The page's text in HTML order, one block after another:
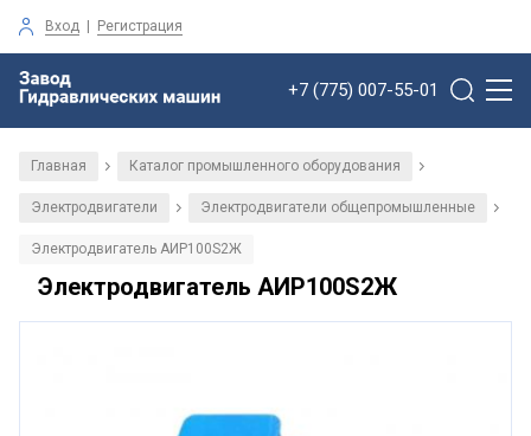
Вход | Регистрация
+7 (775) 007-55-01
Главная / Каталог промышленного оборудования /
Электродвигатели / Электродвигатели общепромышленные /
Электродвигатель АИР100S2Ж
Электродвигатель АИР100S2Ж